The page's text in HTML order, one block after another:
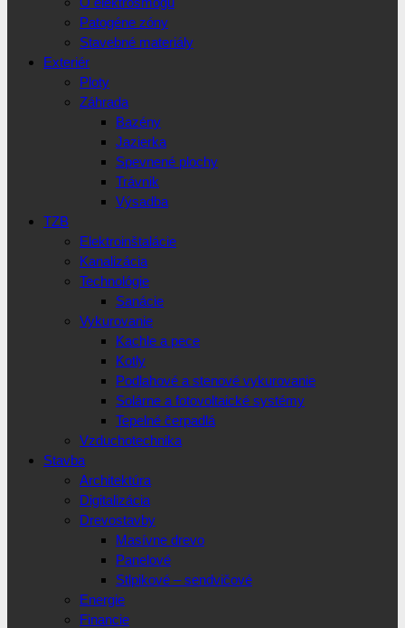
Patogéne zóny
Stavebné materiály
Exteriér
Ploty
Záhrada
Bazény
Jazierka
Spevnené plochy
Trávnik
Výsadba
TZB
Elektroinštalácie
Kanalizácia
Technológie
Sanácie
Vykurovanie
Kachle a pece
Kotly
Podlahové a stenové vykurovanie
Solárne a fotovoltaické systémy
Tepelné čerpadlá
Vzduchotechnika
Stavba
Architektúra
Digitalizácia
Drevostavby
Masívne drevo
Panelové
Stlpikové – sendvičové
Energie
Financie